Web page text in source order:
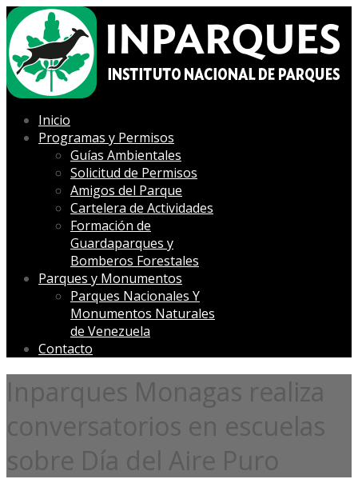
Inicio
Programas y Permisos
Guías Ambientales
Solicitud de Permisos
Amigos del Parque
Cartelera de Actividades
Formación de
Guardaparques y
Bomberos Forestales
Parques y Monumentos
Parques Nacionales Y
Monumentos Naturales
de Venezuela
Contacto
Inparques Monagas realiza
conversatorios en escuelas
sobre Día del Aire Puro